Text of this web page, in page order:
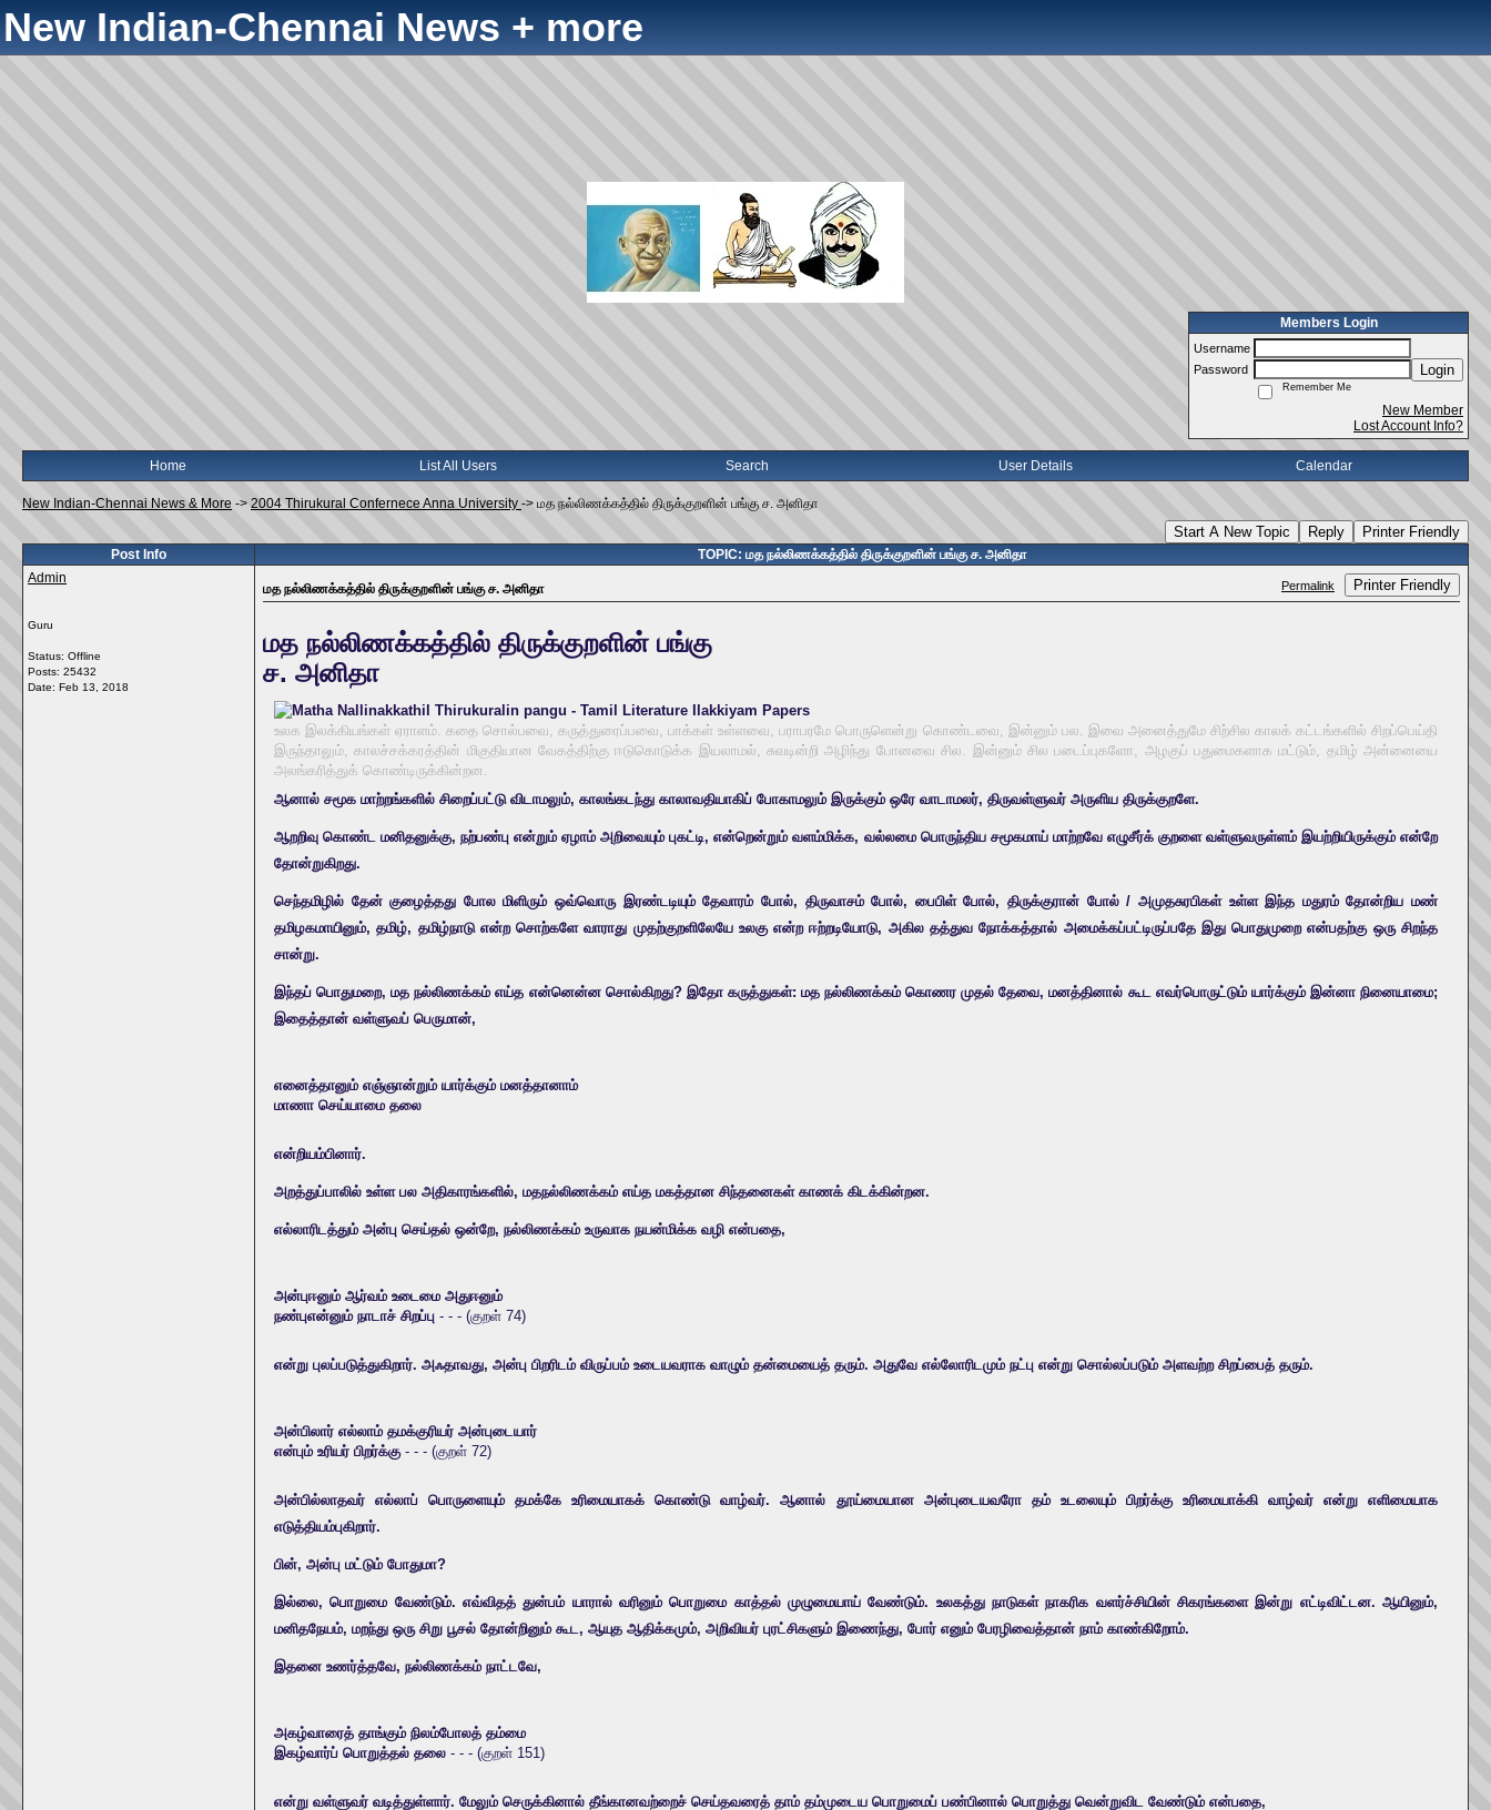
New Indian-Chennai News + more
Members Login
Username
Password
Login
Remember Me
New Member
Lost Account Info?
Home List All Users Search User Details Calendar
New Indian-Chennai News & More -> 2004 Thirukural Confernece Anna University -> மத நல்லிணக்கத்தில் திருக்குறளின் பங்கு ச. அனிதா
Start A New Topic Reply Printer Friendly
Post Info
TOPIC: மத நல்லிணக்கத்தில் திருக்குறளின் பங்கு ச. அனிதா
Admin
Guru
Status: Offline
Posts: 25432
Date: Feb 13, 2018
மத நல்லிணக்கத்தில் திருக்குறளின் பங்கு ச. அனிதா Permalink Printer Friendly
மத நல்லிணக்கத்தில் திருக்குறளின் பங்கு
ச. அனிதா
உலக இலக்கியங்கள் ஏராளம். கதை சொல்பவை, கருத்துரைப்பவை, பாக்கள் உள்ளவை, பராபரமே பொருளென்று கொண்டவை, இன்னும் பல. இவை அனைத்துமே சிற்சில காலக் கட்டங்களில் சிறப்பெய்தி
இருந்தாலும், காலச்சக்கரத்தின் மிகுதியான வேகத்திற்கு ஈடுகொடுக்க இயலாமல், சுவடின்றி அழிந்து போனவை சில. இன்னும் சில படைப்புகளோ, அழகுப் பதுமைகளாக மட்டும், தமிழ் அன்னையை
அலங்கரித்துக் கொண்டிருக்கின்றன.
ஆனால் சமூக மாற்றங்களில் சிறைப்பட்டு விடாமலும், காலங்கடந்து காலாவதியாகிப் போகாமலும் இருக்கும் ஒரே வாடாமலர், திருவள்ளுவர் அருளிய திருக்குறளே.
ஆறறிவு கொண்ட மனிதனுக்கு, நற்பண்பு என்றும் ஏழாம் அறிவையும் புகட்டி, என்றென்றும் வளம்மிக்க, வல்லமை பொருந்திய சமூகமாய் மாற்றவே எழுசீர்க் குறளை வள்ளுவருள்ளம் இயற்றியிருக்கும் என்றே
தோன்றுகிறது.
செந்தமிழில் தேன் குழைத்தது போல மிளிரும் ஒவ்வொரு இரண்டடியும் தேவாரம் போல், திருவாசம் போல், பைபிள் போல், திருக்குரான் போல் / அமுதசுரபிகள் உள்ள இந்த மதுரம் தோன்றிய மண்
தமிழகமாயினும், தமிழ், தமிழ்நாடு என்ற சொற்களே வாராது முதற்குறளிலேயே உலகு என்ற ஈற்றடியோடு, அகில தத்துவ நோக்கத்தால் அமைக்கப்பட்டிருப்பதே இது பொதுமுறை என்பதற்கு ஒரு சிறந்த
சான்று.
இந்தப் பொதுமறை, மத நல்லிணக்கம் எய்த என்னென்ன சொல்கிறது? இதோ கருத்துகள்: மத நல்லிணக்கம் கொணர முதல் தேவை, மனத்தினால் கூட எவர்பொருட்டும் யார்க்கும் இன்னா நினையாமை;
இதைத்தான் வள்ளுவப் பெருமான்,
எனைத்தானும் எஞ்ஞான்றும் யார்க்கும் மனத்தானாம்
மாணா செய்யாமை தலை
என்றியம்பினார்.
அறத்துப்பாலில் உள்ள பல அதிகாரங்களில், மதநல்லிணக்கம் எய்த மகத்தான சிந்தனைகள் காணக் கிடக்கின்றன.
எல்லாரிடத்தும் அன்பு செய்தல் ஒன்றே, நல்லிணக்கம் உருவாக நயன்மிக்க வழி என்பதை,
அன்புஈனும் ஆர்வம் உடைமை அதுஈனும்
நண்புஎன்னும் நாடாச் சிறப்பு - - - (குறள் 74)
என்று புலப்படுத்துகிறார். அஃதாவது, அன்பு பிறரிடம் விருப்பம் உடையவராக வாழும் தன்மையைத் தரும். அதுவே எல்லோரிடமும் நட்பு என்று சொல்லப்படும் அளவற்ற சிறப்பைத் தரும்.
அன்பிலார் எல்லாம் தமக்குரியர் அன்புடையார்
என்பும் உரியர் பிறர்க்கு - - - (குறள் 72)
அன்பில்லாதவர் எல்லாப் பொருளையும் தமக்கே உரிமையாகக் கொண்டு வாழ்வர். ஆனால் தூய்மையான அன்புடையவரோ தம் உடலையும் பிறர்க்கு உரிமையாக்கி வாழ்வர் என்று எளிமையாக
எடுத்தியம்புகிறார்.
பின், அன்பு மட்டும் போதுமா?
இல்லை, பொறுமை வேண்டும். எவ்விதத் துன்பம் யாரால் வரினும் பொறுமை காத்தல் முழுமையாய் வேண்டும். உலகத்து நாடுகள் நாகரிக வளர்ச்சியின் சிகரங்களை இன்று எட்டிவிட்டன. ஆயினும்,
மனிதநேயம், மறந்து ஒரு சிறு பூசல் தோன்றினும் கூட, ஆயுத ஆதிக்கமும், அறிவியர் புரட்சிகளும் இணைந்து, போர் எனும் பேரழிவைத்தான் நாம் காண்கிறோம்.
இதனை உணர்த்தவே, நல்லிணக்கம் நாட்டவே,
அகழ்வாரைத் தாங்கும் நிலம்போலத் தம்மை
இகழ்வார்ப் பொறுத்தல் தலை - - - (குறள் 151)
என்று வள்ளுவர் வடித்துள்ளார். மேலும் செருக்கினால் தீங்கானவற்றைச் செய்தவரைத் தாம் தம்முடைய பொறுமைப் பண்பினால் பொறுத்து வென்றுவிட வேண்டும் என்பதை,